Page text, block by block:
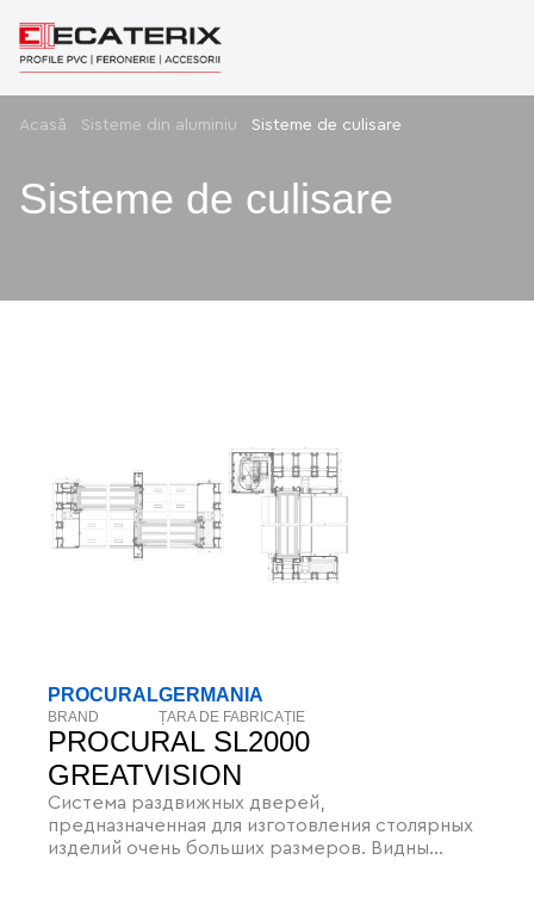
Acasă Sisteme din aluminiu Sisteme de culisare
Sisteme de culisare
PROCURAL SL2000
GREATVISION
Система раздвижных дверей,
предназначенная для изготовления столярных
изделий очень больших размеров. Видны
PROCURAL
BRAND
GERMANIA
ȚARA DE FABRICAȚIE